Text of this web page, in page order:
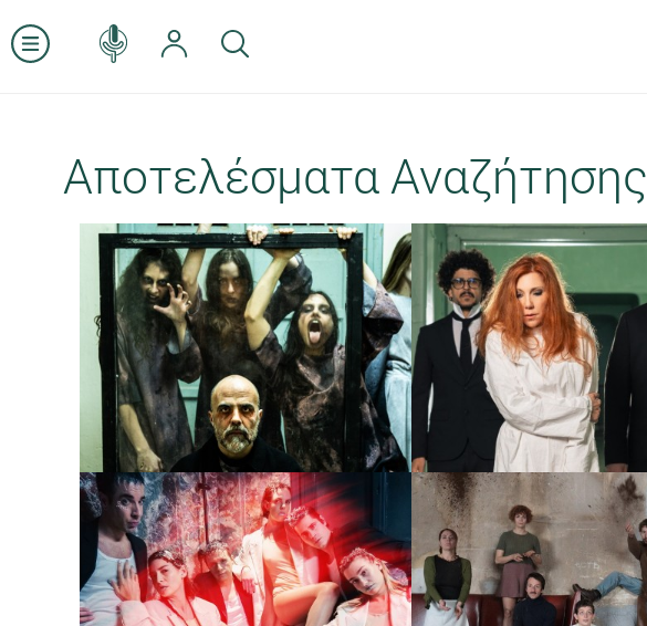
Αποτελέσματα Αναζήτησης